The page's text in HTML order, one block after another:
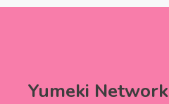
Yumeki Network